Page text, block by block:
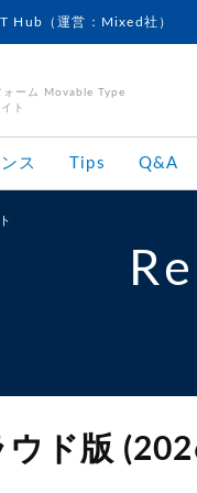
Hub（運営：Mixed社）
ォーム Movable Type
ト
ス Tips Q&A
ウド版